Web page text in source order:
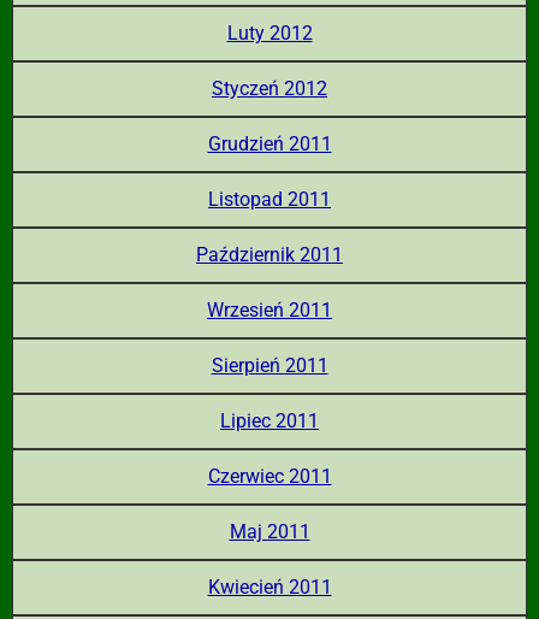
Luty 2012
Styczeń 2012
Grudzień 2011
Listopad 2011
Październik 2011
Wrzesień 2011
Sierpień 2011
Lipiec 2011
Czerwiec 2011
Maj 2011
Kwiecień 2011